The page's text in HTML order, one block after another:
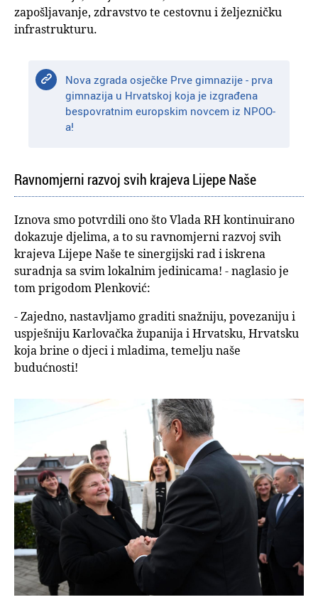
zapošljavanje, zdravstvo te cestovnu i željezničku
infrastrukturu.
Nova zgrada osječke Prve gimnazije - prva
gimnazija u Hrvatskoj koja je izgrađena
bespovratnim europskim novcem iz NPOO-
a!
Ravnomjerni razvoj svih krajeva Lijepe Naše
Iznova smo potvrdili ono što Vlada RH kontinuirano
dokazuje djelima, a to su ravnomjerni razvoj svih
krajeva Lijepe Naše te sinergijski rad i iskrena
suradnja sa svim lokalnim jedinicama! - naglasio je
tom prigodom Plenković:
- Zajedno, nastavljamo graditi snažniju, povezaniju i
uspješniju Karlovačka županija i Hrvatsku, Hrvatsku
koja brine o djeci i mladima, temelju naše
budućnosti!